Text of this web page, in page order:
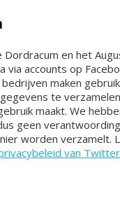
Dordracum en het
via accounts op
maken
te
maakt. We
geen
worden verzamelt.
van Twitter